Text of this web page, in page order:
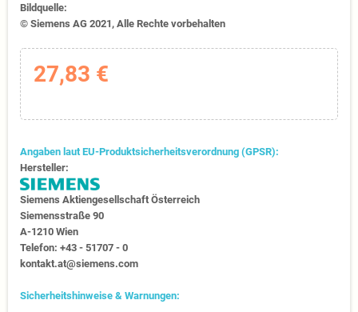
Bildquelle:
© Siemens AG 2021, Alle Rechte vorbehalten
27,83 €
Angaben laut EU-Produktsicherheitsverordnung (GPSR):
Hersteller:
Siemens Aktiengesellschaft Österreich
Siemensstraße 90
A-1210 Wien
Telefon: +43 - 51707 - 0
kontakt.at@siemens.com
Sicherheitshinweise & Warnungen: